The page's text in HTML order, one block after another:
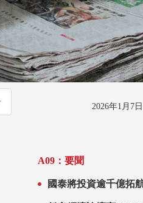
香港文匯報 2026年1月
A09：要聞
國泰將投資逾千億拓航線提升顧